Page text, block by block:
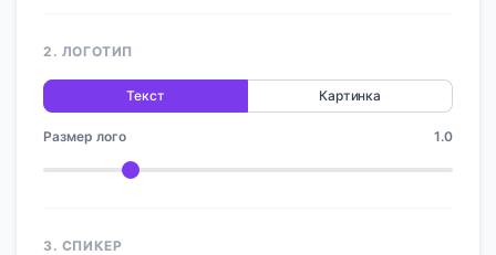
2. ЛОГОТИП
Текст Картинка
Размер лого 1.0
3. СПИКЕР